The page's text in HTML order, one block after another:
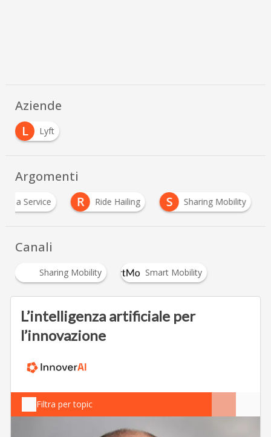
Aziende
L
Lyft
Argomenti
as a Service R Ride Hailing S Sharing Mobility
Canali
Sharing Mobility Smart Mobility
L’intelligenza artificiale per
l’innovazione
Filtra per topic